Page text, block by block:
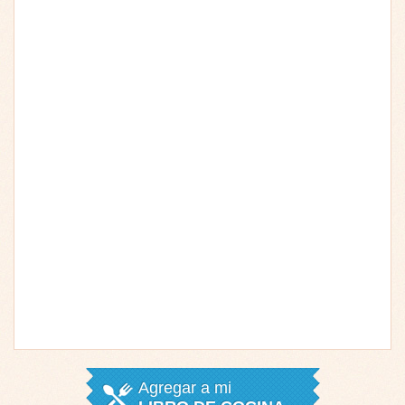
Agregar a mi